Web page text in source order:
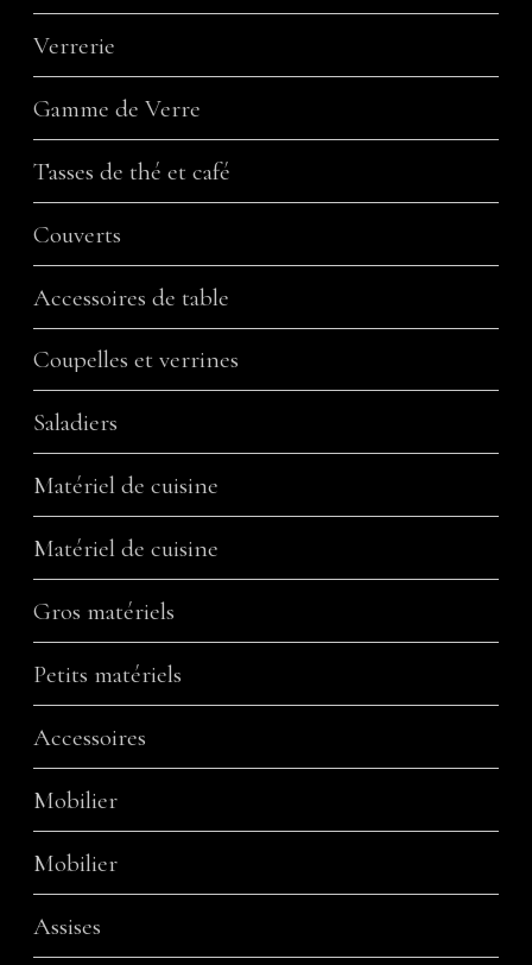
Verrerie
Gamme de Verre
Tasses de thé et café
Couverts
Accessoires de table
Coupelles et verrines
Saladiers
Matériel de cuisine
Matériel de cuisine
Gros matériels
Petits matériels
Accessoires
Mobilier
Mobilier
Assises